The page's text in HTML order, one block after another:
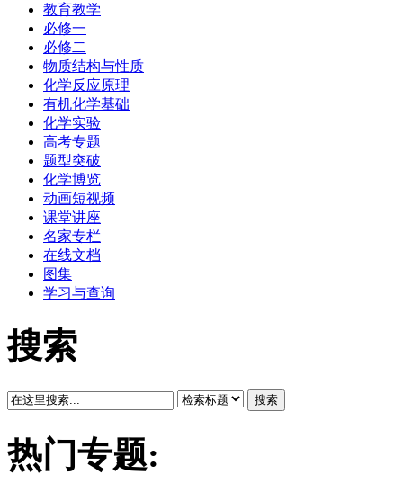
教育教学
必修一
必修二
物质结构与性质
化学反应原理
有机化学基础
化学实验
高考专题
题型突破
化学博览
动画短视频
课堂讲座
名家专栏
在线文档
图集
学习与查询
搜索
搜索
热门专题: